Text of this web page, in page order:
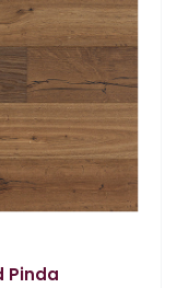
Pinda